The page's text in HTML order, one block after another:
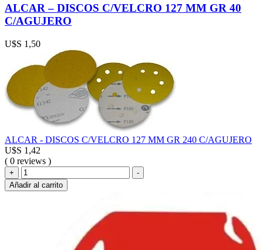
ALCAR – DISCOS C/VELCRO 127 MM GR 40
C/AGUJERO
U$S 1,50
ALCAR - DISCOS C/VELCRO 127 MM GR 240 C/AGUJERO
U$S 1,42
( 0 reviews )
+
ALCAR
-
DISCOS
-
Añadir al carrito